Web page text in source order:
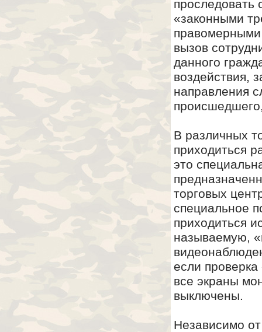
проследовать
«законными
правомерными
вызов
данного
воздействия,
направления
В различных
приходиться
это
торговых
специальное
приходиться
называемую,
если
все экраны
выключены.
Независимо